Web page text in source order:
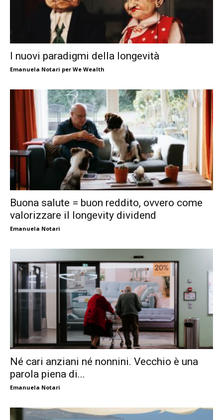
I nuovi paradigmi della longevità
Emanuela Notari per We Wealth
Buona salute = buon reddito, ovvero come
valorizzare il longevity dividend
Emanuela Notari
Né cari anziani né nonnini. Vecchio è una
parola piena di...
Emanuela Notari